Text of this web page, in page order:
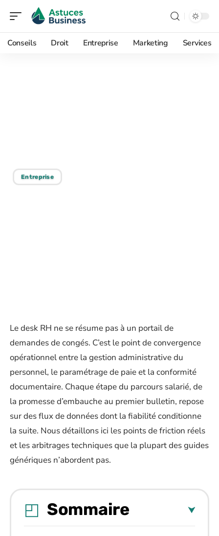
Conseils Droit Entreprise Marketing Services
Entreprise
Le desk RH ne se résume pas à un portail de
demandes de congés. C’est le point de convergence
opérationnel entre la gestion administrative du
personnel, le paramétrage de paie et la conformité
documentaire. Chaque étape du parcours salarié, de
la promesse d’embauche au premier bulletin, repose
sur des flux de données dont la fiabilité conditionne
la suite. Nous détaillons ici les points de friction réels
et les arbitrages techniques que la plupart des guides
génériques n’abordent pas.
Sommaire